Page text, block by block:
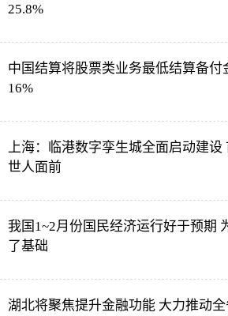
25.8%
中国结算将股票类业务最低结算备付
16%
上海：临港数字孪生城全面启动建
世人面前
我国1~2月份国民经济运行好于预期
了基础
湖北将聚焦提升金融功能 大力推动